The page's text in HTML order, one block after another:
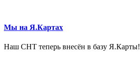
Мы на Я.Картах
Наш СНТ теперь внесён в базу Я.Карты!